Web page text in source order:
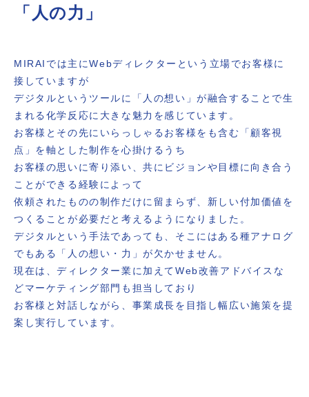
「人の力​​」
MIRAIでは主にWebディレクターという立場でお客様に
接していますが
デジタルというツールに「人の想い」が融合することで生
まれる化学反応に大きな魅力を感じています。
お客様とその先にいらっしゃるお客様をも含む「顧客視
点」を軸とした制作を心掛けるうち
お客様の思いに寄り添い、共にビジョンや目標に向き合う
ことができる経験によって
依頼されたものの制作だけに留まらず、新しい付加価値を
つくることが必要だと考えるようになりました。
デジタルという手法であっても、そこにはある種アナログ
でもある「人の想い・力」が欠かせません。
現在は、ディレクター業に加えてWeb改善アドバイスな
どマーケティング部門も担当しており
お客様と対話しながら、事業成長を目指し幅広い施策を提
案し実行しています。